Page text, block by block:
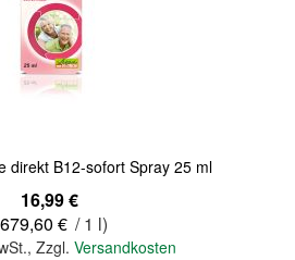
direkt B12-sofort Spray 25 ml
16,99 €
679,60 € / 1 l)
, Zzgl. Versandkosten